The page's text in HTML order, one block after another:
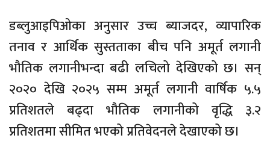
डब्लुआइपिओका अनुसार उच्च ब्याजदर, व्यापारिक
तनाव र आर्थिक सुस्तताका बीच पनि अमूर्त लगानी
भौतिक लगानीभन्दा बढी लचिलो देखिएको छ। सन्
२०२० देखि २०२५ सम्म अमूर्त लगानी वार्षिक ५.५
प्रतिशतले बढ्दा भौतिक लगानीको वृद्धि ३.२
प्रतिशतमा सीमित भएको प्रतिवेदनले देखाएको छ।